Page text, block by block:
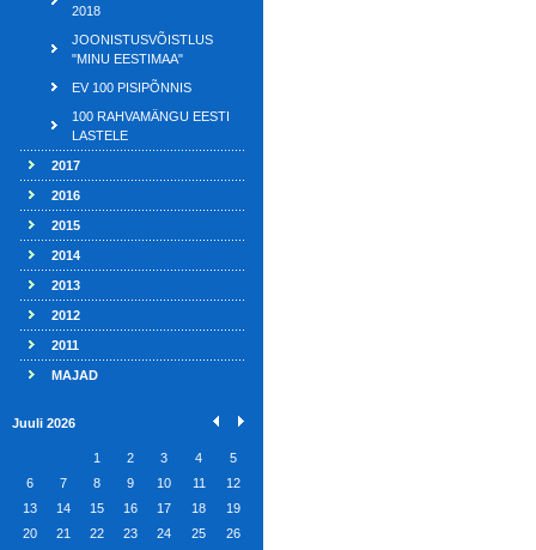
2018
JOONISTUSVÕISTLUS
"MINU EESTIMAA"
EV 100 PISIPÕNNIS
100 RAHVAMÄNGU EESTI
LASTELE
2017
2016
2015
2014
2013
2012
2011
MAJAD
Juuli 2026
1 2 3 4
5
6
7 8 9 10 11
12
13
14 15 16 17 18
19
20
21 22 23 24 25
26